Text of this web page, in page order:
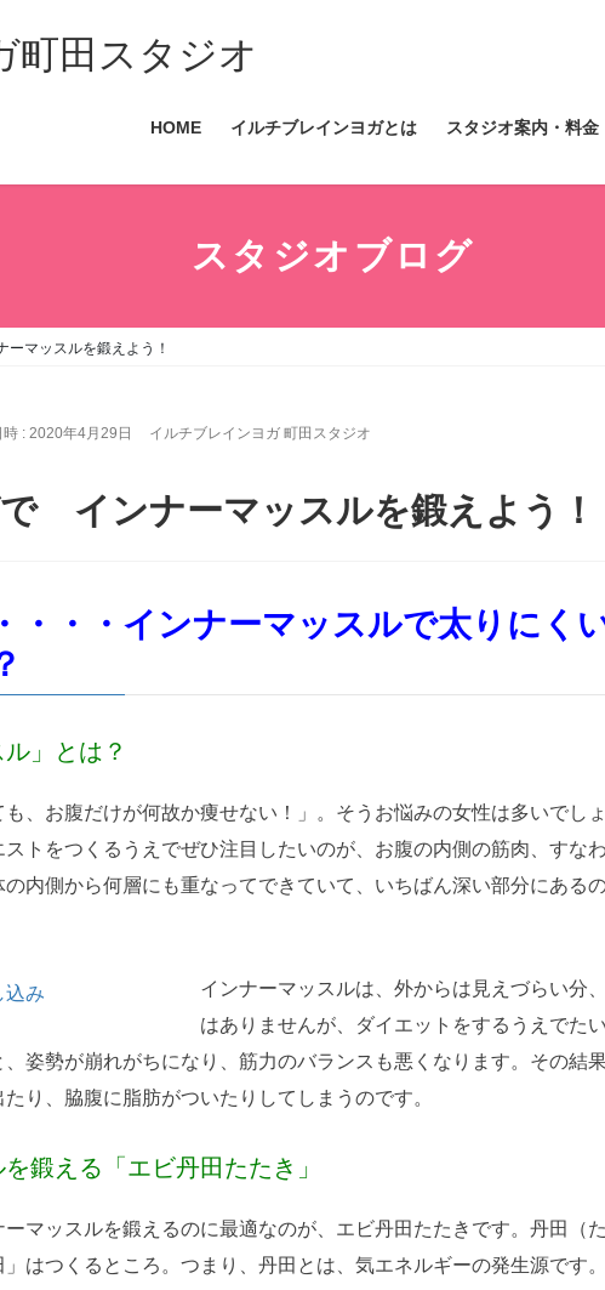
町田スタジオ
HOME イルチブレインヨガとは スタジオ案内・料金
スタジオブログ
マッスルを鍛えよう！
時 : 2020年4月29日 イルチブレインヨガ 町田スタジオ
インナーマッスルを鍛えよう！
・・・インナーマッスルで太りにく
ル」とは？
も、お腹だけが何故か痩せない！」。そうお悩みの女性は多いでし
ストをつくるうえでぜひ注目したいのが、お腹の内側の筋肉、すな
の内側から何層にも重なってできていて、いちばん深い部分にある
インナーマッスルは、外からは見えづらい分
はありませんが、ダイエットをするうえでた
姿勢が崩れがちになり、筋力のバランスも悪くなります。その結
り、脇腹に脂肪がついたりしてしまうのです。
鍛える「エビ丹田たたき」
ーマッスルを鍛えるのに最適なのが、エビ丹田たたきです。丹田（
」はつくるところ。つまり、丹田とは、気エネルギーの発生源です